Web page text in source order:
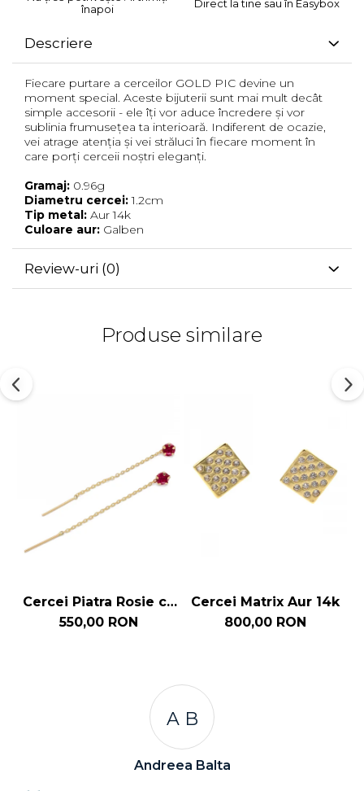
înapoi
Direct la tine sau în Easybox
Descriere
Fiecare purtare a cerceilor GOLD PIC devine un
moment special. Aceste bijuterii sunt mai mult decât
simple accesorii - ele îți vor aduce încredere și vor
sublinia frumusețea ta interioară. Indiferent de ocazie,
vei atrage atenția și vei străluci în fiecare moment în
care porți cerceii noștri eleganți.
Gramaj: 0.96g
Diametru cercei:1.2cm
Tip metal: Aur 14k
Culoare aur: Galben
Review-uri (0)
Produse similare
Cercei Piatra Rosie cu
Lant Aur 14k
550,00 RON
Cercei Matrix Aur 14k
800,00 RON
A B
Andreea Balta